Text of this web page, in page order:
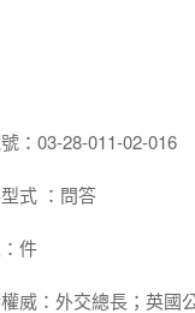
：03-28-011-02-016
式 ：問答
件
威：外交總長；英國